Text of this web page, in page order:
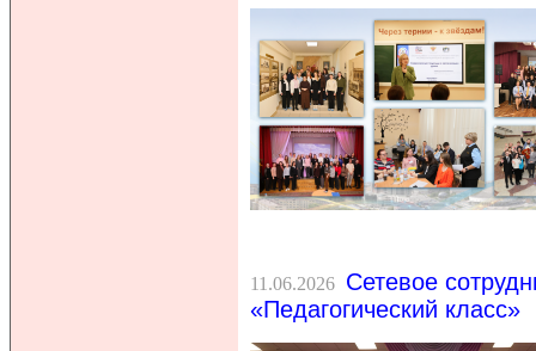
11.06.2026 Сетевое
«Педагогический класс»